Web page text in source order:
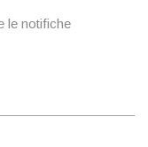
le notifiche